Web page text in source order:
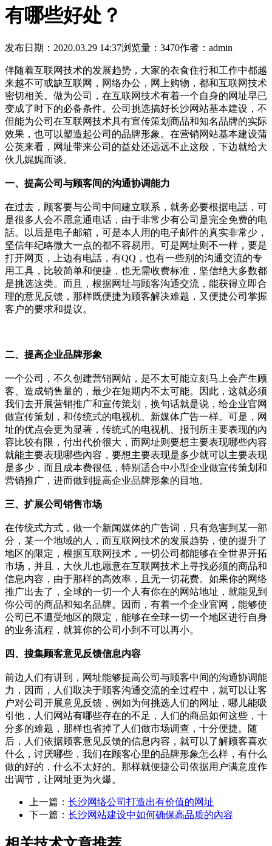
有哪些好处？
发布日期：2020.03.29 14:37浏览量：3470作者：admin
伴随着互联网技术的发展趋势，大家的衣食住行和工作中都越
来越不可或缺互联网，网络办公，网上购物，都和互联网技术
密切相关。做为公司，在互联网技术有着一个自身的网址早已
变成了时下的必备条件。公司挑选搞好长沙网站基本建设，不
但能为公司在互联网技术具有宣传策划商品和知名品牌的实际
效果，也可以塑造起公司的品牌形象。在营销网站基本建设蒲
公英来看，网址带来公司的益处还远远不止这般，下边就给大
伙儿娓娓而谈。
一、提高公司与顾客间的沟通协调能力
在过去，顾客要与公司中间建立联系，就务必要根据电話，可
是很多人会不愿意通电话，由于非常少有公司是完全免费的电
話。以后是电子邮箱，可是本人用的电子邮件的真实非常少，
坚信年纪略微大一点的都不容易用。可是网址则不一样，要是
打开网页，上边有电話，有QQ，也有一些别的沟通交流的专
用工具，比较简单和便捷，也无需收费标准，坚信绝大多数都
是挑选这类。而且，根据网址与顾客沟通交流，能获得立即合
理的意见反馈，那样既便捷为顾客解决难题，又便捷公司掌握
客户的要求和提议。
二、提高企业品牌形象
一个公司，不久创建营销网站，是不太可能立刻马上会产生顾
客、造成销售量的，最少在短期内不太可能。因此，这就必须
我们去开展营销推广和宣传策划，换句话就是说，给企业官网
做宣传策划，和传统式的电视机、新媒体广告一样。可是，网
址的优点会更为显著，传统式的电视机、报刊所主要表现的內
容比较有限，付出代价很大，而网址则要想主要表现哪些內容
就能主要表现哪些內容，要想主要表现是多少就可以主要表现
是多少，而且成本费很低，特别适合中小型企业做宣传策划和
营销推广，进而做到提高企业品牌形象的目地。
三、扩展公司销售市场
在传统式方式，做一个新闻媒体的广告词，只有危害到某一部
分，某一个地域的人，而互联网技术的发展趋势，使的提升了
地区的限定，根据互联网技术，一切公司都能够在全世界开拓
市场，并且，大伙儿也愿意在互联网技术上寻找必须的商品和
信息内容，由于那样的高效率，且无一切花费。如果你的网络
推广出去了，全球的一切一个人有你在的网站地址，就能见到
你公司的商品和知名品牌。因而，有着一个企业官网，能够使
公司已不遭受地区的限定，能够在全球一切一个地区进行自身
的业务流程，就算你的公司小到不可以再小。
四、搜集顾客意见反馈信息内容
前边人们有讲到，网址能够提高公司与顾客中间的沟通协调能
力，因而，人们取决于顾客沟通交流的全过程中，就可以让客
户对公司开展意见反馈，例如为何挑选人们的网址，哪儿能吸
引他，人们网站有哪些存在的不足，人们的商品如何这些，十
分多的难题，那样也省掉了人们做市场调查，十分便捷。随
后，人们依据顾客意见反馈的信息内容，就可以了解顾客喜欢
什么，讨厌哪些，我们在顾客心里的品牌形象怎么样，有什么
做的好的，什么不太好的。那样就便捷公司依据用户满意度作
出调节，让网址更为火爆。
上一篇： 长沙网络公司打造出有价值的网址
下一篇： 长沙网站建设中如何确保高品质的內容